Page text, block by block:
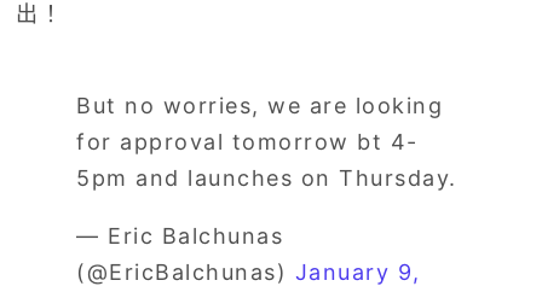
出！
But no worries, we are looking
for approval tomorrow bt 4-
5pm and launches on Thursday.
— Eric Balchunas
(@EricBalchunas) January 9,